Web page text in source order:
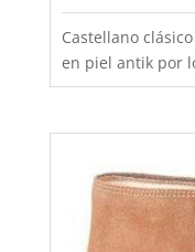
Castellano
en piel antik por
goma
utilizarlo tanto
con la suela de
desde la talla 35
zapatos mas